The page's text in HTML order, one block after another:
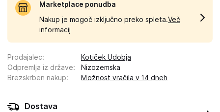
Marketplace ponudba
Nakup je mogoč izključno preko spleta.Več
informacij
Prodajalec:
Kotiček Udobja
Odpremlja iz države:
Nizozemska
Brezskrben nakup: Možnost vračila v 14 dneh
Dostava